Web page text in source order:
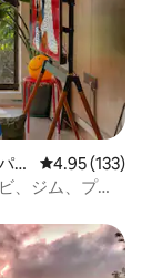
ー
レビュー133
4.95 (133)
、ジム、プー